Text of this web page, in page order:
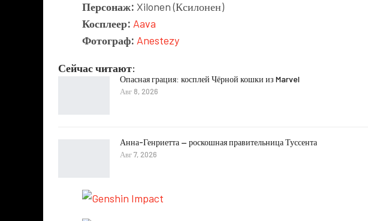
Персонаж: Xilonen (Ксилонен)
Косплеер: Aava
Фотограф: Anestezy
Сейчас читают:
Опасная грация: косплей Чёрной кошки из Marvel
Авг 8, 2026
Анна-Генриетта — роскошная правительница Туссента
Авг 7, 2026